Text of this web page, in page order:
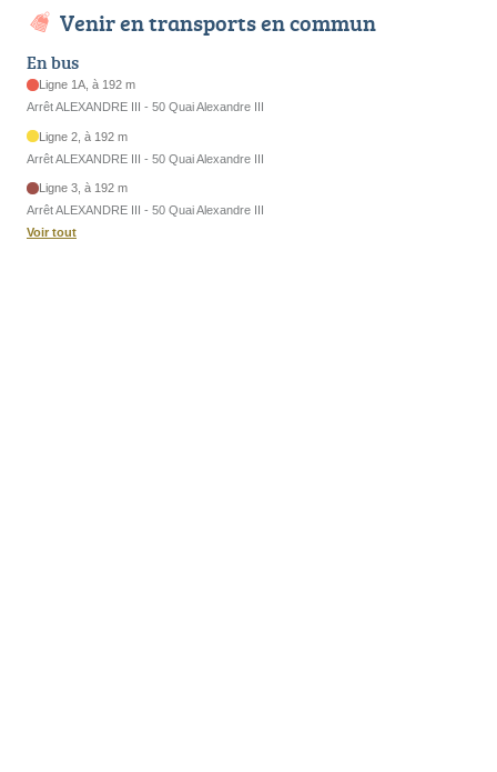
Venir en transports en commun
En bus
Ligne 1A, à 192 m
Arrêt ALEXANDRE III - 50 Quai Alexandre III
Ligne 2, à 192 m
Arrêt ALEXANDRE III - 50 Quai Alexandre III
Ligne 3, à 192 m
Arrêt ALEXANDRE III - 50 Quai Alexandre III
Voir tout